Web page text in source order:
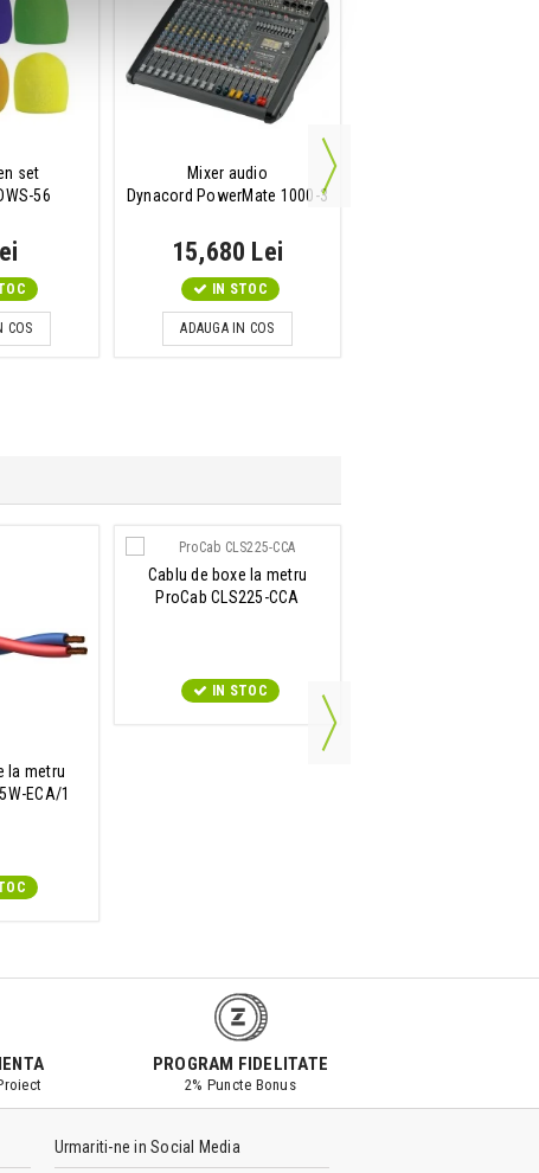
set
56
COS
Mixer audio
Dynacord PowerMate 1000-3
15,680 Lei
IN STOC
ADAUGA IN COS
la metru
ECA/1
Cablu de boxe la metru
ProCab CLS225-CCA
IN STOC
PROGRAM FIDELITATE
2% Puncte Bonus
Urmariti-ne in Social Media